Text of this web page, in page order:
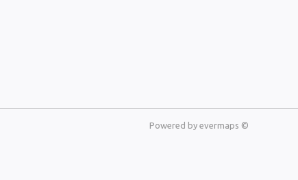
Powered by evermaps ©